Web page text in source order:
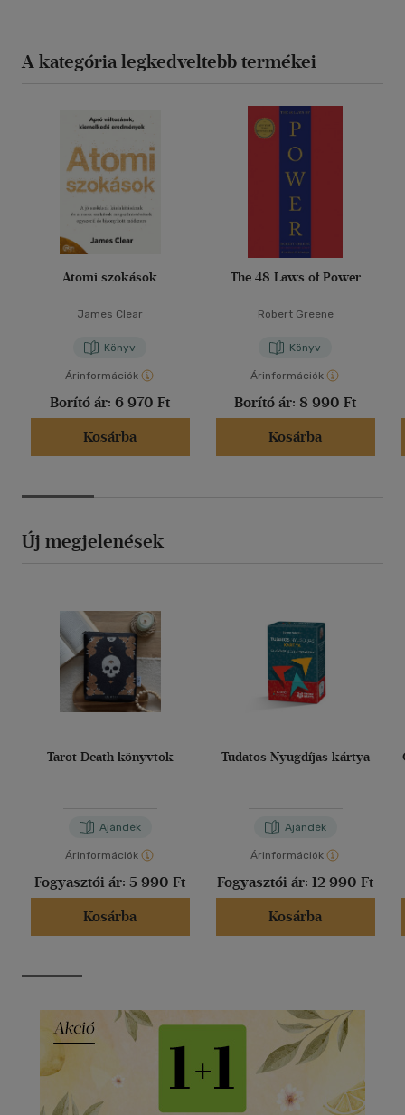
A kategória legkedveltebb termékei
Atomi szokások
James Clear
Könyv
Árinformációk
Borító ár: 6 970 Ft
Kosárba
The 48 Laws of Power
Robert Greene
Könyv
Árinformációk
Borító ár: 8 990 Ft
Kosárba
Új megjelenések
Tarot Death könyvtok
Ajándék
Árinformációk
Fogyasztói ár: 5 990 Ft
Kosárba
Tudatos Nyugdíjas kártya
Ajándék
Árinformációk
Fogyasztói ár: 12 990 Ft
Kosárba